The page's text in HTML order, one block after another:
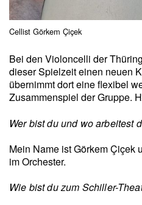
Cellist Görkem Çiçek
Bei den Violoncelli der
dieser Spielzeit einen neuen
übernimmt dort eine flexibel
Zusammenspiel der Gruppe.
Wer bist du und wo arbeitest
Mein Name ist Görkem Çiçek
im Orchester.
Wie bist du zum Schiller-